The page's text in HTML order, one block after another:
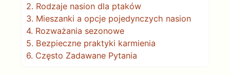
2. Rodzaje nasion dla ptaków
3. Mieszanki a opcje pojedynczych nasion
4. Rozważania sezonowe
5. Bezpieczne praktyki karmienia
6. Często Zadawane Pytania